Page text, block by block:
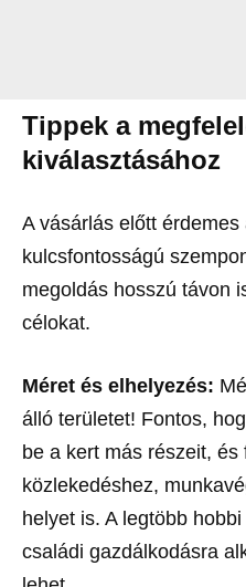
Tippek a
kiválasztásához
A vásárlás előtt
kulcsfontosságú
megoldás hosszú távon
célokat.
Méret és elhelyezés:
álló területet! Fontos,
be a kert más részeit,
közlekedéshez,
helyet is. A legtöbb
családi gazdálkodásra